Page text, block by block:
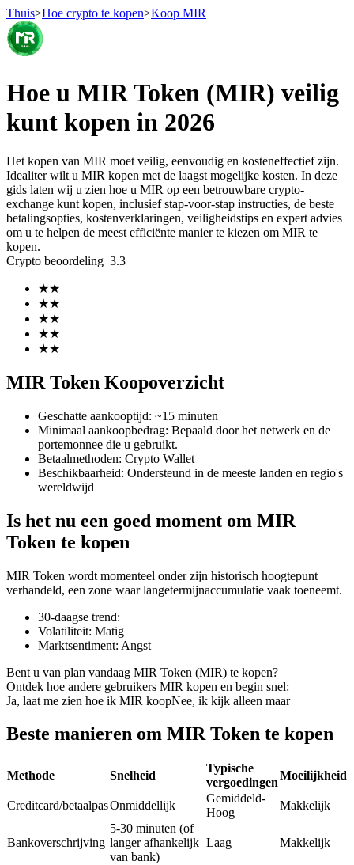
USDT-futures
Futures met USDT als onderpand
COIN-M-futures
Cryptocurrency-futures
Derivaten voor aandelen, forex, edelmetalen en grondstoffen
USDC-futures
Futures met USDC als onderpand
Thuis>Hoe crypto te kopen>Koop MIR
Hoe u MIR Token (MIR) veilig
kunt kopen in 2026
Het kopen van MIR moet veilig, eenvoudig en kosteneffectief zijn.
Idealiter wilt u MIR kopen met de laagst mogelijke kosten. In deze
gids laten wij u zien hoe u MIR op een betrouwbare crypto-
exchange kunt kopen, inclusief stap-voor-stap instructies, de beste
betalingsopties, kostenverklaringen, veiligheidstips en expert advies
om u te helpen de meest efficiënte manier te kiezen om MIR te
kopen.
Crypto beoordeling 3.3
★★
★★
★★
★★
★★
MIR Token Koopoverzicht
Geschatte aankooptijd: ~15 minuten
Minimaal aankoopbedrag: Bepaald door het netwerk en de
portemonnee die u gebruikt.
Betaalmethoden: Crypto Wallet
Beschikbaarheid: Ondersteund in de meeste landen en regio's
wereldwijd
Is het nu een goed moment om MIR
Token te kopen
MIR Token wordt momenteel onder zijn historisch hoogtepunt
verhandeld, een zone waar langetermijnaccumulatie vaak toeneemt.
30-daagse trend:
Volatiliteit: Matig
Marktsentiment: Angst
Bent u van plan vandaag MIR Token (MIR) te kopen?
Ontdek hoe andere gebruikers MIR kopen en begin snel:
Ja, laat me zien hoe ik MIR koopNee, ik kijk alleen maar
Beste manieren om MIR Token te kopen
Methode Snelheid
Typische
vergoedingen
Moeilijkheid
Creditcard/betaalpasOnmiddellijk
Gemiddeld-
Hoog
Makkelijk
Bankoverschrijving
5-30 minuten (of
langer afhankelijk
van bank)
Laag Makkelijk